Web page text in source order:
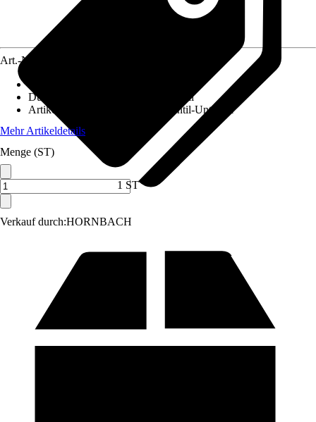
Verkauf durch:HORNBACH
Art.-Nr.
Durchmesser Innengewinde
3/4 Zoll
Artikel besteht aus
Thermostatventil-Unterteil
Mehr Artikeldetails
Menge (ST)
1 ST